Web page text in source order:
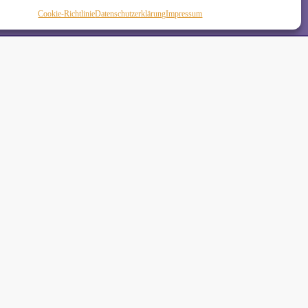
Cookie-RichtlinieDaten­schutz­erklä­rungImpressum